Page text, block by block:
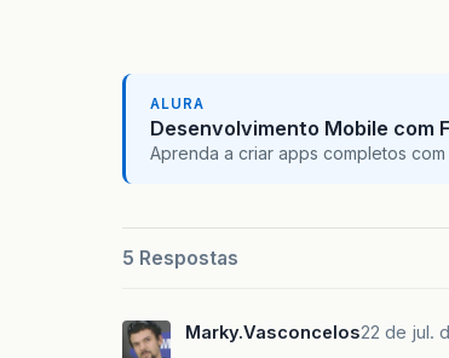
ALURA
Desenvolvimento Mobile com
Aprenda a criar apps completos
5 Respostas
Marky.Vasconcelos22 de jul.